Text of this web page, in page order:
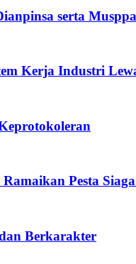
serta
Kerja Industri
Pesta
Berkarakter